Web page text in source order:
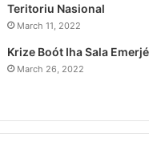
Teritoriu Nasional
March 11, 2022
Krize Boót Iha Sala
March 26, 2022